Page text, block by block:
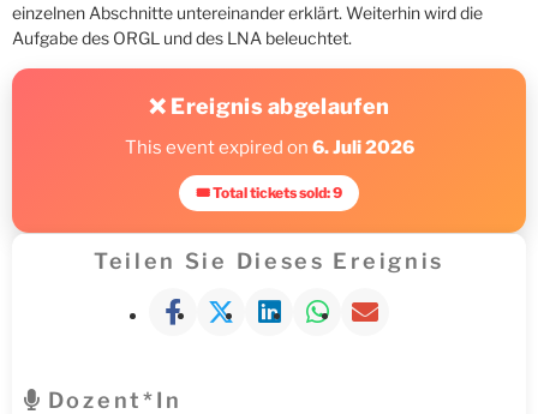
einzelnen Abschnitte untereinander erklärt. Weiterhin wird die
Aufgabe des ORGL und des LNA beleuchtet.
❌ Ereignis abgelaufen
This event expired on 6. Juli 2026
🎟 Total tickets sold: 9
Teilen Sie Dieses Ereignis
Dozent*in